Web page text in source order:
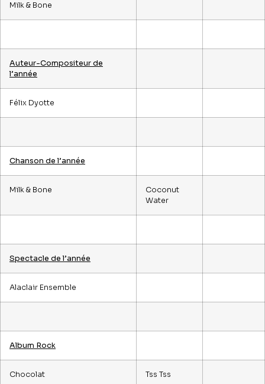
Milk & Bone
Auteur-Compositeur de
l’année
Félix Dyotte
Chanson de l’année
Milk & Bone
Coconut
Water
Spectacle de l’année
Alaclair Ensemble
Album Rock
Chocolat Tss Tss